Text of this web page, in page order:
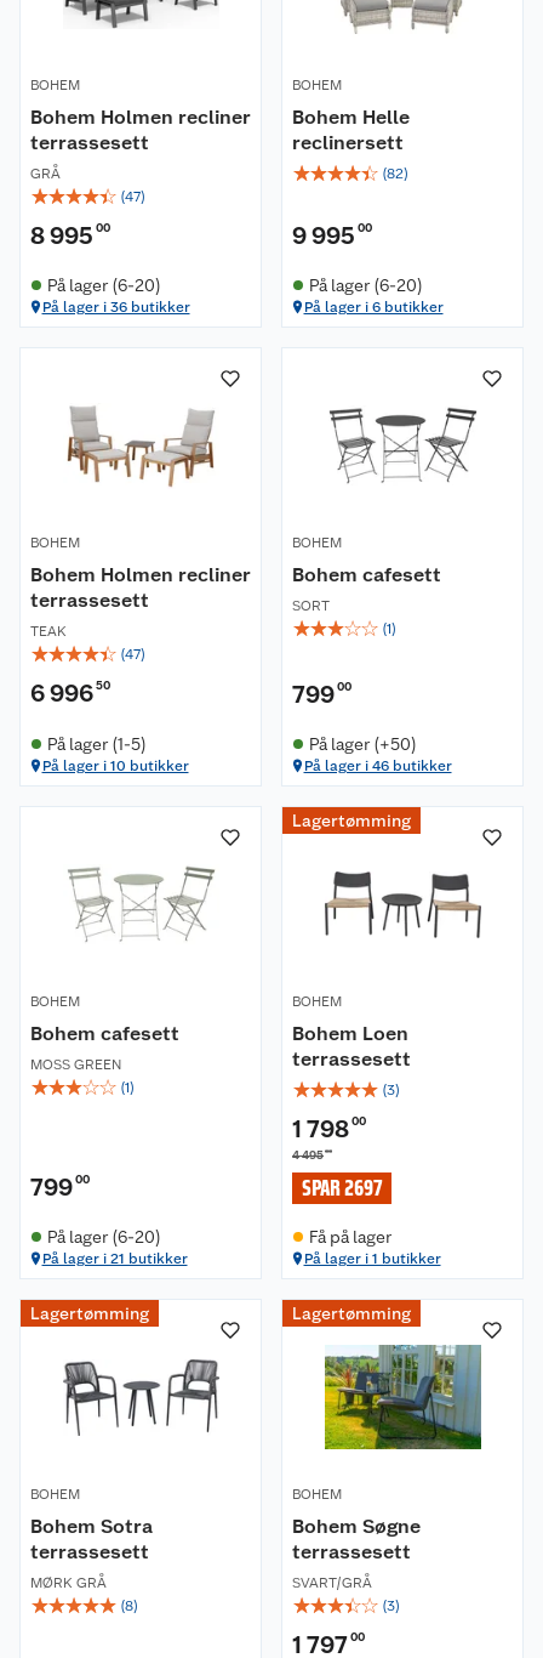
BOHEM
Bohem Holmen recliner
terrassesett
GRÅ
☆☆☆☆☆ (47)
8 995 00
På lager (6-20)
På lager i 36 butikker
BOHEM
Bohem Helle
reclinersett
☆☆☆☆☆ (82)
9 995 00
På lager (6-20)
På lager i 6 butikker
BOHEM
Bohem Holmen recliner
terrassesett
TEAK
☆☆☆☆☆ (47)
6 99650
På lager (1-5)
På lager i 10 butikker
BOHEM
Bohem cafesett
SORT
☆☆☆☆☆ (1)
79900
På lager (+50)
På lager i 46 butikker
BOHEM
Bohem cafesett
MOSS GREEN
☆☆☆☆☆ (1)
79900
På lager (6-20)
På lager i 21 butikker
Lagertømming
BOHEM
Bohem Loen
terrassesett
☆☆☆☆☆ (3)
1 79800
4 49500
SPAR 2697
Få på lager
På lager i 1 butikker
Lagertømming
BOHEM
Bohem Sotra
terrassesett
MØRK GRÅ
☆☆☆☆☆ (8)
Lagertømming
BOHEM
Bohem Søgne
terrassesett
SVART/GRÅ
☆☆☆☆☆ (3)
1 79700
Kundeservice
Butikker
Kontakt oss
Retur- og angrerett
Reklamasjon
Om oss
Nyheter
Våre merkevarer
Våre kjeder
Kjøpsvilkår
Personvern
Lavprisløfte
Hageinspirasjon
Oppussing med utemaling